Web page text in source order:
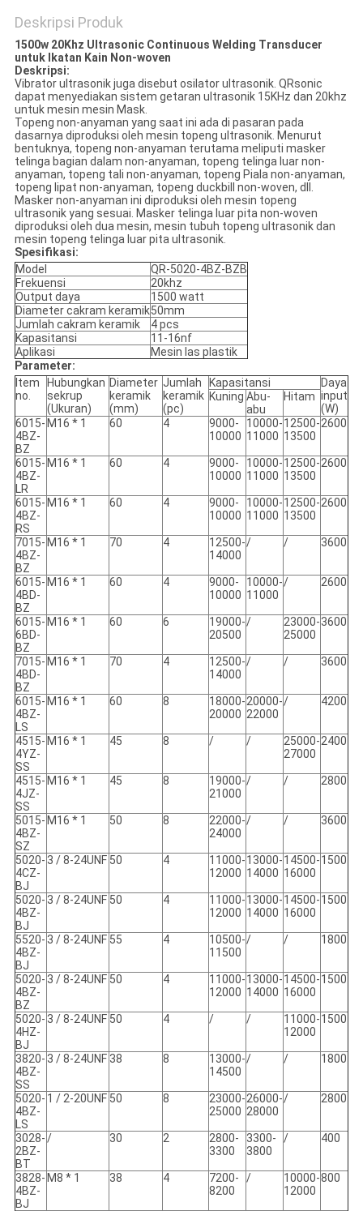
Deskripsi Produk
1500w 20Khz Ultrasonic Continuous Welding Transducer
untuk Ikatan Kain Non-woven
Deskripsi:
Vibrator ultrasonik juga disebut osilator ultrasonik. QRsonic
dapat menyediakan sistem getaran ultrasonik 15KHz dan 20khz
untuk mesin mesin Mask.
Topeng non-anyaman yang saat ini ada di pasaran pada
dasarnya diproduksi oleh mesin topeng ultrasonik. Menurut
bentuknya, topeng non-anyaman terutama meliputi masker
telinga bagian dalam non-anyaman, topeng telinga luar non-
anyaman, topeng tali non-anyaman, topeng Piala non-anyaman,
topeng lipat non-anyaman, topeng duckbill non-woven, dll.
Masker non-anyaman ini diproduksi oleh mesin topeng
ultrasonik yang sesuai. Masker telinga luar pita non-woven
diproduksi oleh dua mesin, mesin tubuh topeng ultrasonik dan
mesin topeng telinga luar pita ultrasonik.
Spesifikasi:
Model
QR-5020-4BZ-BZB
Frekuensi
20khz
Output daya
1500 watt
Diameter cakram keramik50mm
Jumlah cakram keramik
4 pcs
Kapasitansi
11-16nf
Aplikasi
Mesin las plastik
Parameter:
Item
no.
Hubungkan
sekrup
(Ukuran)
Diameter
keramik
(mm)
Jumlah
keramik
(pc)
Kapasitansi
Daya
input
(W)
Kuning Abu-
abu
Hitam
6015-
4BZ-
BZ
M16 * 1 60 4
9000-
10000
10000-
11000
12500-
13500
2600
6015-
4BZ-
LR
M16 * 1 60 4
9000-
10000
10000-
11000
12500-
13500
2600
6015-
4BZ-
RS
M16 * 1 60 4
9000-
10000
10000-
11000
12500-
13500
2600
7015-
4BZ-
BZ
M16 * 1 70 4
12500-
14000
/ / 3600
6015-
4BD-
BZ
M16 * 1 60 4
9000-
10000
10000-
11000
/ 2600
6015-
6BD-
BZ
M16 * 1 60 6
19000-
20500
/
23000-
25000
3600
7015-
4BD-
BZ
M16 * 1 70 4
12500-
14000
/ / 3600
6015-
4BZ-
LS
M16 * 1 60 8
18000-
20000
20000-
22000
/ 4200
4515-
4YZ-
SS
M16 * 1 45 8 / /
25000-
27000
2400
4515-
4JZ-
SS
M16 * 1 45 8
19000-
21000
/ / 2800
5015-
4BZ-
SZ
M16 * 1 50 8
22000-
24000
/ / 3600
5020-
4CZ-
BJ
3 / 8-24UNF 50 4
11000-
12000
13000-
14000
14500-
16000
1500
5020-
4BZ-
BJ
3 / 8-24UNF 50 4
11000-
12000
13000-
14000
14500-
16000
1500
5520-
4BZ-
BJ
3 / 8-24UNF 55 4
10500-
11500
/ / 1800
5020-
4BZ-
BZ
3 / 8-24UNF 50 4
11000-
12000
13000-
14000
14500-
16000
1500
5020-
4HZ-
BJ
3 / 8-24UNF 50 4 / /
11000-
12000
1500
3820-
4BZ-
SS
3 / 8-24UNF 38 8
13000-
14500
/ / 1800
5020-
4BZ-
LS
1 / 2-20UNF 50 8
23000-
25000
26000-
28000
/ 2800
3028-
2BZ-
BT
/ 30 2
2800-
3300
3300-
3800
/ 400
3828-
4BZ-
BJ
M8 * 1 38 4
7200-
8200
/
10000-
12000
800